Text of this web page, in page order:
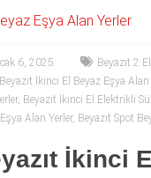
Eşya Alan Yerler
6, 2025 Beyazıt
Beyazıt İkinci El Beyaz Eşya Alan
, Beyazıt İkinci El Elektrikli
Alan Yerler, Beyazıt Spot
İkinci